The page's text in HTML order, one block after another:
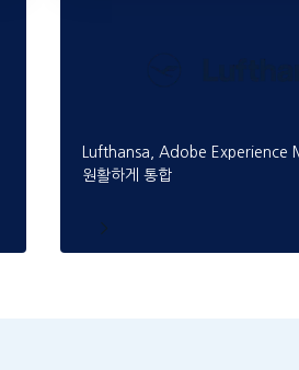
Lufthansa, Adobe Experience
원활하게 통합